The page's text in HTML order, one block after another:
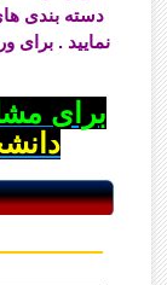
دسته بندی
نمایید . برای
برای